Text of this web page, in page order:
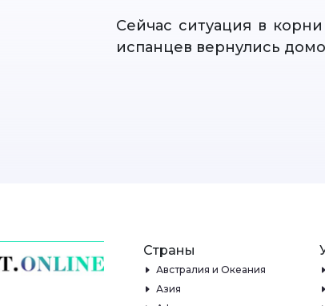
Сейчас ситуация в
испанцев вернулись
Страны
Австралия и Океания
Азия